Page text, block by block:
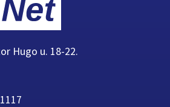
Hugo u. 18-22.